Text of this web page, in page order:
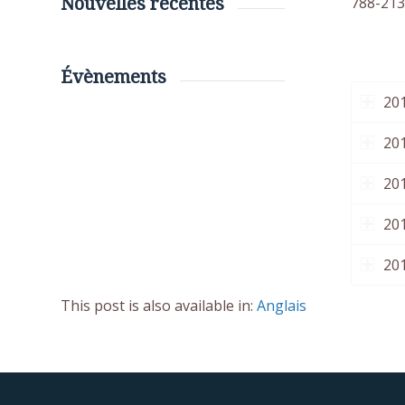
Évènements
This post is also available in: Anglais